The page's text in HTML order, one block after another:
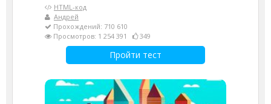
HTML-код
Андрей
Прохождений: 710 610
Просмотров: 1 254 391
349
Пройти тест